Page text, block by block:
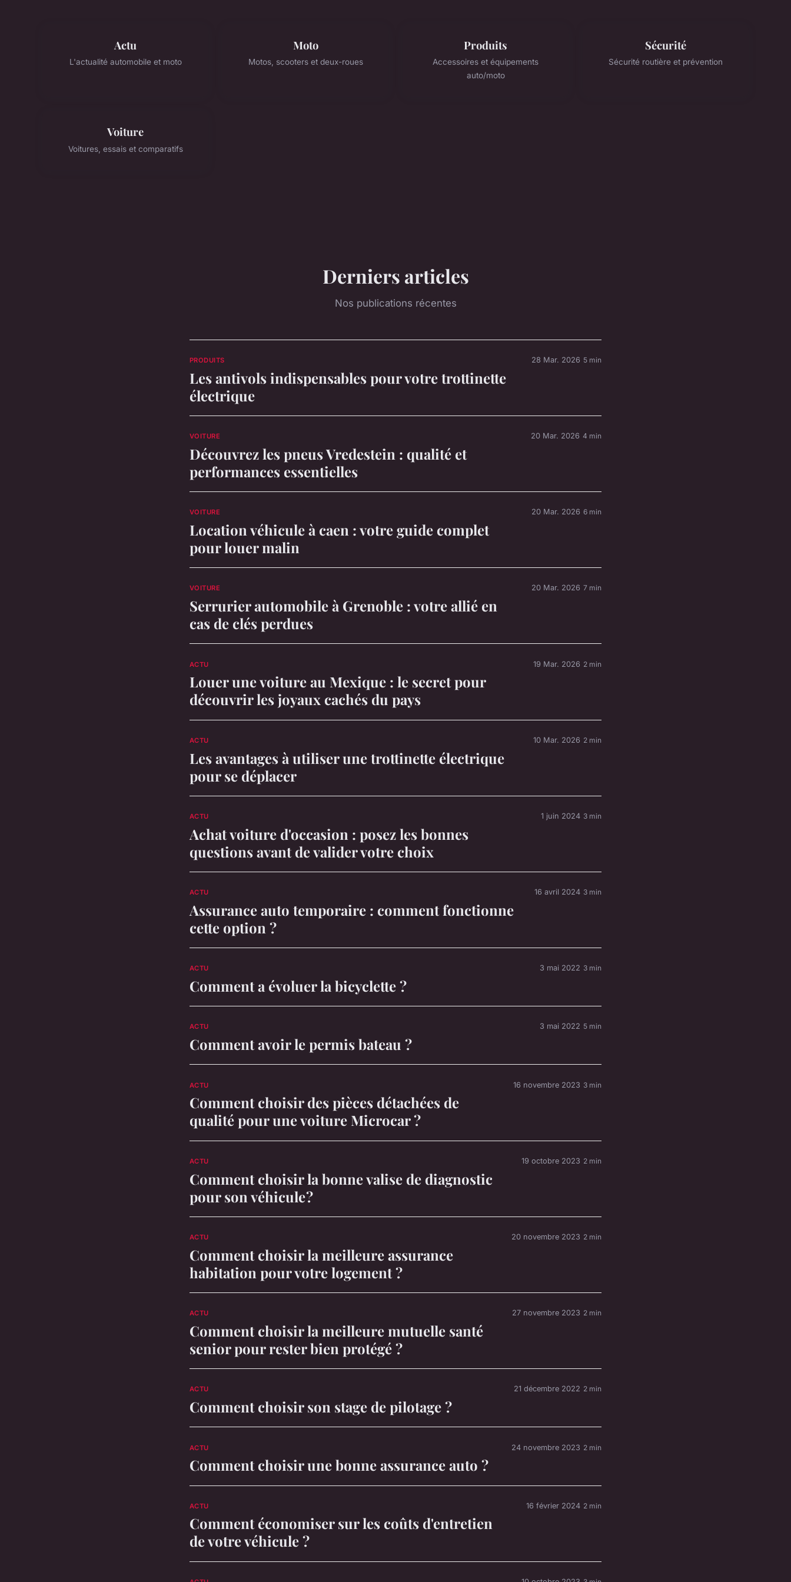
Actu
L'actualité automobile et moto
Moto
Motos, scooters et deux-roues
Produits
Accessoires et équipements
auto/moto
Sécurité
Sécurité routière et prévention
Voiture
Voitures, essais et comparatifs
Derniers articles
Nos publications récentes
PRODUITS
Les antivols indispensables pour votre trottinette
électrique
28 Mar. 2026 5 min
VOITURE
Découvrez les pneus Vredestein : qualité et
performances essentielles
20 Mar. 2026 4 min
VOITURE
Location véhicule à caen : votre guide complet
pour louer malin
20 Mar. 2026 6 min
VOITURE
Serrurier automobile à Grenoble : votre allié en
cas de clés perdues
20 Mar. 2026 7 min
ACTU
Louer une voiture au Mexique : le secret pour
découvrir les joyaux cachés du pays
19 Mar. 2026 2 min
ACTU
Les avantages à utiliser une trottinette électrique
pour se déplacer
10 Mar. 2026 2 min
ACTU
Achat voiture d'occasion : posez les bonnes
questions avant de valider votre choix
1 juin 2024 3 min
ACTU
Assurance auto temporaire : comment fonctionne
cette option ?
16 avril 2024 3 min
ACTU
Comment a évoluer la bicyclette ?
3 mai 2022 3 min
ACTU
Comment avoir le permis bateau ?
3 mai 2022 5 min
ACTU
Comment choisir des pièces détachées de
qualité pour une voiture Microcar ?
16 novembre 2023 3 min
ACTU
Comment choisir la bonne valise de diagnostic
pour son véhicule ?
19 octobre 2023 2 min
ACTU
Comment choisir la meilleure assurance
habitation pour votre logement ?
20 novembre 2023 2 min
ACTU
Comment choisir la meilleure mutuelle santé
senior pour rester bien protégé ?
27 novembre 2023 2 min
ACTU
Comment choisir son stage de pilotage ?
21 décembre 2022 2 min
ACTU
Comment choisir une bonne assurance auto ?
24 novembre 2023 2 min
ACTU
Comment économiser sur les coûts d'entretien
de votre véhicule ?
16 février 2024 2 min